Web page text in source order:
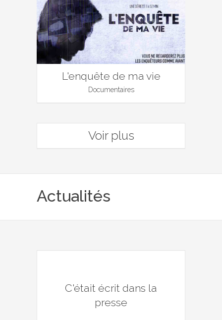
L'enquête de ma vie
Documentaires
Voir plus
Actualités
C'était écrit dans la
presse